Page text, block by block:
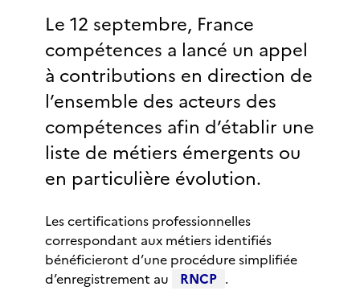
Le 12 septembre, France
compétences a lancé un appel
à contributions en direction de
l’ensemble des acteurs des
compétences afin d’établir une
liste de métiers émergents ou
en particulière évolution.
Les certifications professionnelles
correspondant aux métiers identifiés
bénéficieront d’une procédure simplifiée
d’enregistrement au
RNCP .